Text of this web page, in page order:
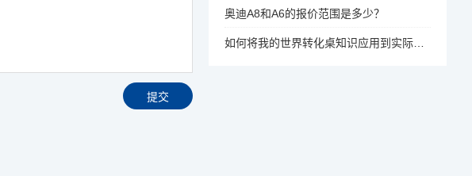
奥迪A8和A6的报价范围是多少？
如何将我的世界转化桌知识应用到实际中，以提升转化率？